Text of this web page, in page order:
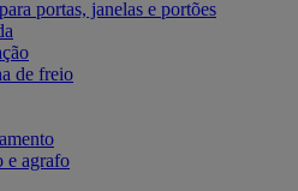
portas, janelas e portões
de freio
e agrafo